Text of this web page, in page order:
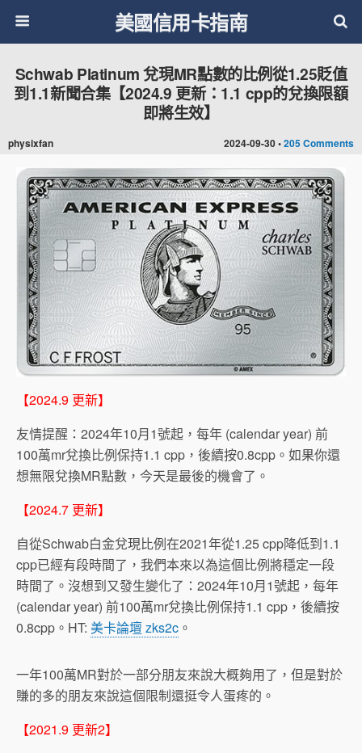
美國信用卡指南
2024-09-30 •205 Comments
Schwab Platinum 兌現MR點數的比例從1.25貶值
到1.1新聞合集【2024.9 更新：1.1 cpp的兌換限額
即將生效】
physixfan
【2024.9 更新】
友情提醒：2024年10月1號起，每年 (calendar year) 前
100萬mr兌換比例保持1.1 cpp，後續按0.8cpp。如果你還
想無限兌換MR點數，今天是最後的機會了。
【2024.7 更新】
自從Schwab白金兌現比例在2021年從1.25 cpp降低到1.1
cpp已經有段時間了，我們本來以為這個比例將穩定一段
時間了。沒想到又發生變化了：2024年10月1號起，每年
(calendar year) 前100萬mr兌換比例保持1.1 cpp，後續按
0.8cpp。HT: 美卡論壇 zks2c 。
一年100萬MR對於一部分朋友來說大概夠用了，但是對於
賺的多的朋友來說這個限制還挺令人蛋疼的。
【2021.9 更新2】